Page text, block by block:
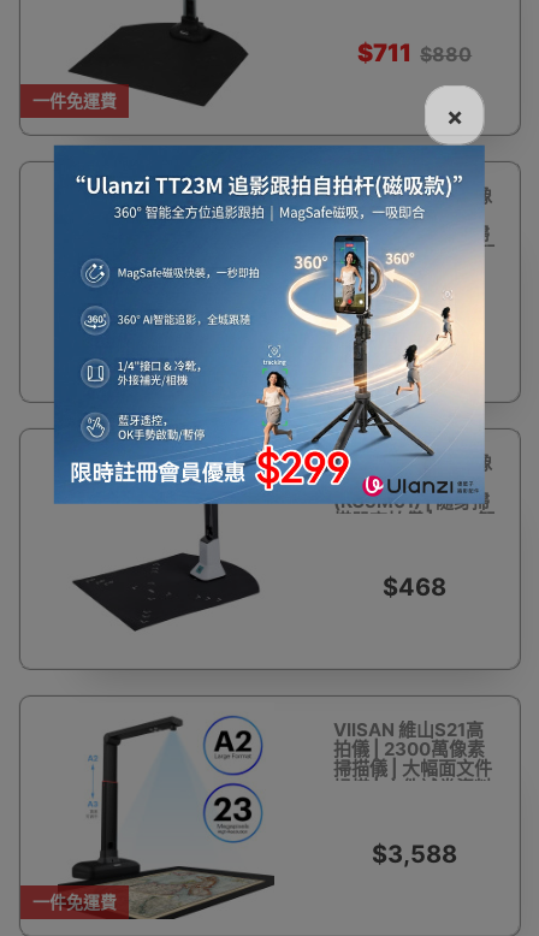
一件免運費
$711 $880
KINGHUN 800萬像
素A4便攜掃描器
(KC5M01) | 隨身掃
描器高拍儀 | OCR智
能文字識別 | 實物實
拍視頻 | 適用於
MAC 及 WINDOW
作業系統 雙系統適
$568
KINGHUN 800萬像
素A4便攜掃描器
(KC5M01) | 隨身掃
描器高拍儀 | OCR智
WINDOW 作業系統
$468
一件免運費
VIISAN 維山S21高
拍儀 | 2300萬像素
掃描儀 | 大幅面文件
掃描 | 文件試卷資料
$3,588
×